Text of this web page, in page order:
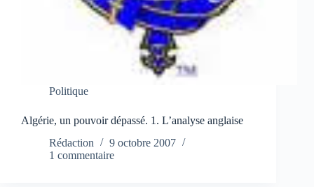
Politique
Algérie, un pouvoir dépassé. 1. L’analyse anglaise
Rédaction
9 octobre 2007
1 commentaire